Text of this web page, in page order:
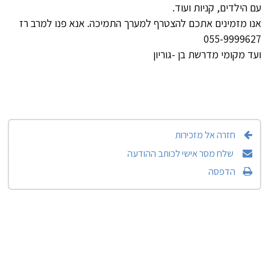
עם הילדים, קניות ועוד.
אנו מזמינים אתכם להצטרף למערך התמיכה. אנא פנו למרב רז
055-9999627
ועד מקומי מדרשת בן -גוריון
חזרה אל מזכירות
שלח מסר אישי לכותב ההודעה
הדפסה